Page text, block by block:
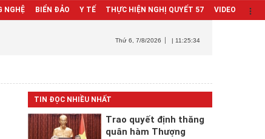
NGHỆ BIỂN ĐẢO Y TẾ THỰC HIỆN NGHỊ QUYẾT 57 VIDEO
Thứ 6 , 7/8/2026 | 11:25:36
TIN ĐỌC NHIỀU NHẤT
Trao quyết định thăng
quân hàm Thượng